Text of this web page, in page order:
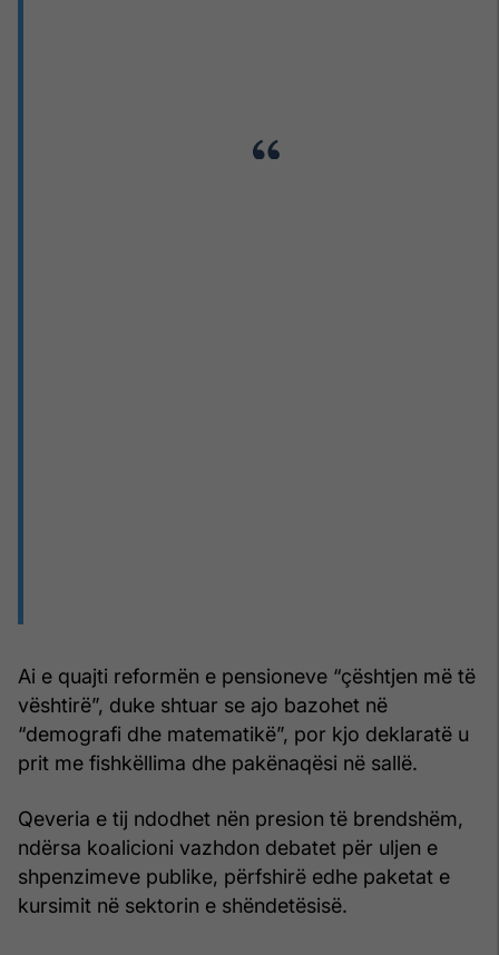
Ai e quajti reformën e pensioneve “çështjen më të
vështirë”, duke shtuar se ajo bazohet në
“demografi dhe matematikë”, por kjo deklaratë u
prit me fishkëllima dhe pakënaqësi në sallë.
Qeveria e tij ndodhet nën presion të brendshëm,
ndërsa koalicioni vazhdon debatet për uljen e
shpenzimeve publike, përfshirë edhe paketat e
kursimit në sektorin e shëndetësisë.